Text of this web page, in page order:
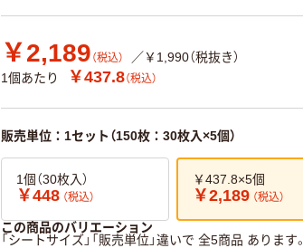
￥2,189 （税込）
／￥1,990（税抜き）
1個あたり
￥437.8（税込）
販売単位：1セット（150枚：30枚入×5個）
1個（30枚入）
￥448 （税込）
￥437.8×5個
￥2,189 （税込）
この商品のバリエーション
「シートサイズ」「販売単位」違いで 全5商品 あります。